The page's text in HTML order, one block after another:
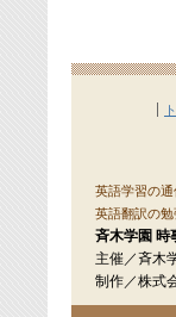
英語学習の
英語翻訳の
斉木学園 時
主催／斉木
制作／株式